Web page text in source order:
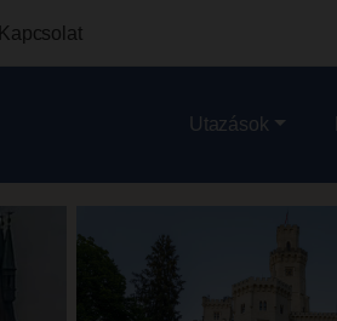
Kapcsolat
Utazások